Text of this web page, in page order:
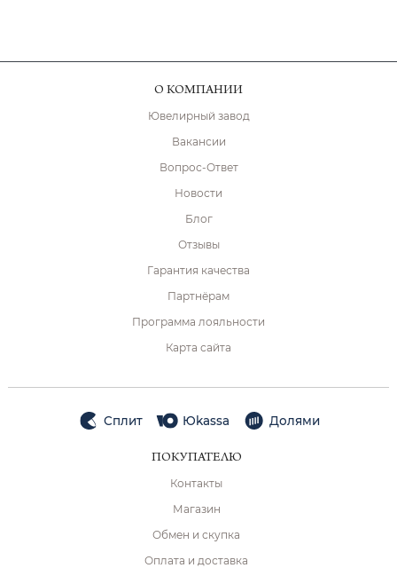
О КОМПАНИИ
Ювелирный завод
Вакансии
Вопрос-Ответ
Новости
Блог
Отзывы
Гарантия качества
Партнёрам
Программа лояльности
Карта сайта
Сплит Юkassa Долями
ПОКУПАТЕЛЮ
Контакты
Магазин
Обмен и скупка
Оплата и доставка